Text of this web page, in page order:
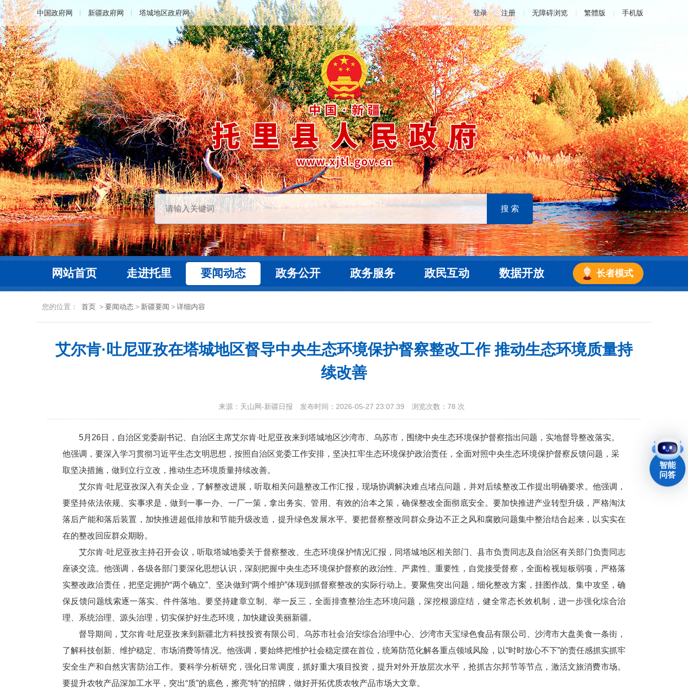
登录 | 注册 无障碍浏览 繁體版 手机版
中国政府网 新疆政府网 塔城地区政府网
网站首页 走进托里 要闻动态 政务公开 政务服务 政民互动 数据开放 长者模式
您的位置： 首页 >要闻动态> 新疆要闻 >详细内容
艾尔肯·吐尼亚孜在塔城地区督导中央生态环境保护督察整改工作 推动生态环境质量持
续改善
来源：天山网-新疆日报 发布时间：2026-05-27 23:07:39 浏览次数： 78 次
5月26日，自治区党委副书记、自治区主席艾尔肯·吐尼亚孜来到塔城地区沙湾市、乌苏市，围绕中央生态环境保护督察指出问题，实地督导整改落实。
他强调，要深入学习贯彻习近平生态文明思想，按照自治区党委工作安排，坚决扛牢生态环境保护政治责任，全面对照中央生态环境保护督察反馈问题，采
取坚决措施，做到立行立改，推动生态环境质量持续改善。
艾尔肯·吐尼亚孜深入有关企业，了解整改进展，听取相关问题整改工作汇报，现场协调解决难点堵点问题，并对后续整改工作提出明确要求。他强调，
要坚持依法依规、实事求是，做到一事一办、一厂一策，拿出务实、管用、有效的治本之策，确保整改全面彻底安全。要加快推进产业转型升级，严格淘汰
落后产能和落后装置，加快推进超低排放和节能升级改造，提升绿色发展水平。要把督察整改同群众身边不正之风和腐败问题集中整治结合起来，以实实在
在的整改回应群众期盼。
艾尔肯·吐尼亚孜主持召开会议，听取塔城地委关于督察整改、生态环境保护情况汇报，同塔城地区相关部门、县市负责同志及自治区有关部门负责同志
座谈交流。他强调，各级各部门要深化思想认识，深刻把握中央生态环境保护督察的政治性、严肃性、重要性，自觉接受督察，全面检视短板弱项，严格落
实整改政治责任，把坚定拥护“两个确立”、坚决做到“两个维护”体现到抓督察整改的实际行动上。要聚焦突出问题，细化整改方案，挂图作战、集中攻坚，确
保反馈问题线索逐一落实、件件落地。要坚持建章立制、举一反三，全面排查整治生态环境问题，深挖根源症结，健全常态长效机制，进一步强化综合治
理、系统治理、源头治理，切实保护好生态环境，加快建设美丽新疆。
督导期间，艾尔肯·吐尼亚孜来到新疆北方科技投资有限公司、乌苏市社会治安综合治理中心、沙湾市天宝绿色食品有限公司、沙湾市大盘美食一条街，
了解科技创新、维护稳定、市场消费等情况。他强调，要始终把维护社会稳定摆在首位，统筹防范化解各重点领域风险，以“时时放心不下”的责任感抓实抓牢
安全生产和自然灾害防治工作。要科学分析研究，强化日常调度，抓好重大项目投资，提升对外开放层次水平，抢抓古尔邦节等节点，激活文旅消费市场。
要提升农牧产品深加工水平，突出“质”的底色，擦亮“特”的招牌，做好开拓优质农牧产品市场大文章。
智能
问答